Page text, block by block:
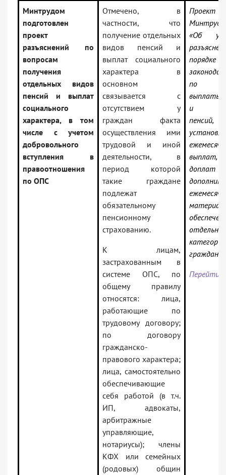
Минтрудом
подготовлен
проект
разъяснений по
вопросам
получения
отдельных видов
пенсий и выплат
социального
характера, в том
числе с учетом
добровольного
вступления в
правоотношения
по ОПС
Отмечено, в
частности, что
получение отдельных
видов пенсий и
выплат социального
характера в
основном
связывается с
отсутствием у
граждан факта
осуществления ими
трудовой и иной
деятельности, в
период которой
такие граждане
подлежат
обязательному
пенсионному
страхованию.
К лицам,
застрахованным в
системе ОПС, по
общему правилу
относятся: лица,
работающие по
трудовому договору;
по договору
гражданско-
правового характера;
лица, самостоятельно
обеспечивающие
себя работой (в т.ч.
ИП, адвокаты,
арбитражные
управляющие,
нотариусы); члены
КФХ или семейных
(родовых) общин
Проект
«Об
порядке
по
выплаты
и
пенсий,
выплат,
доплат
граждан»
Перейти